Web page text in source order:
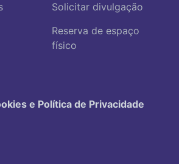
Solicitar divulgação
Reserva de espaço
físico
e Política de Privacidade